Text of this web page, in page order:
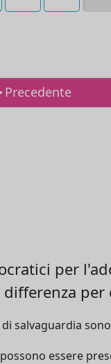
Precedente
per
differenza
salvaguardia
possono essere